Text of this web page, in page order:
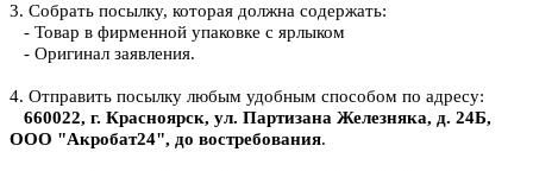
3. Собрать посылку, которая должна содержать:
- Товар в фирменной упаковке с ярлыком
- Оригинал заявления.
4. Отправить посылку любым удобным способом по адресу:
660022, г. Красноярск, ул. Партизана Железняка, д. 24Б,
ООО "Акробат24", до востребования.